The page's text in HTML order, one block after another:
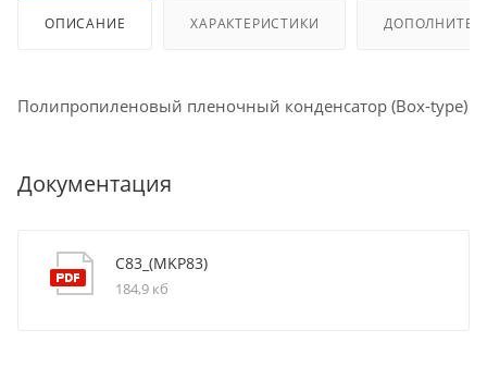
ОПИСАНИЕ ХАРАКТЕРИСТИКИ
Полипропиленовый пленочный конденсатор (Box-type)
Документация
C83_(MKP83)
184,9 кб